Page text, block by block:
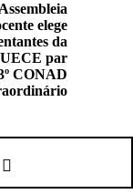
Assembleia
elege
da
par
CONAD